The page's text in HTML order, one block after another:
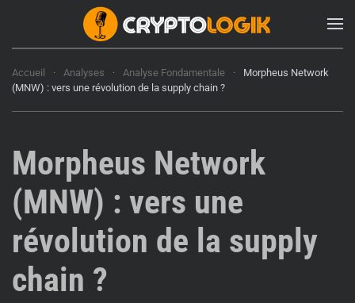
Accueil Analyses Analyse Fondamentale
Morpheus Network
(MNW) : vers une révolution de la supply chain ?
Morpheus Network
(MNW) : vers une
révolution de la supply
chain ?